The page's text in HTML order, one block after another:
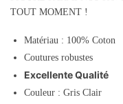
TOUT MOMENT !
Matériau : 100% Coton
Coutures robustes
Excellente Qualité
Couleur : Gris Clair